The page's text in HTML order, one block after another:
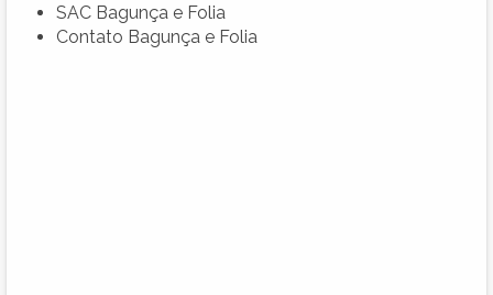
SAC Bagunça e Folia
Contato Bagunça e Folia